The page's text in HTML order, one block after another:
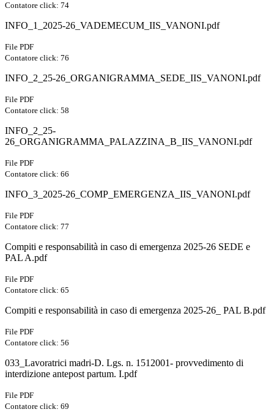
Contatore click: 74
INFO_1_2025-26_VADEMECUM_IIS_VANONI.pdf
File PDF
Contatore click: 76
INFO_2_25-26_ORGANIGRAMMA_SEDE_IIS_VANONI.pdf
File PDF
Contatore click: 58
INFO_2_25-
26_ORGANIGRAMMA_PALAZZINA_B_IIS_VANONI.pdf
File PDF
Contatore click: 66
INFO_3_2025-26_COMP_EMERGENZA_IIS_VANONI.pdf
File PDF
Contatore click: 77
Compiti e responsabilità in caso di emergenza 2025-26 SEDE e
PAL A.pdf
File PDF
Contatore click: 65
Compiti e responsabilità in caso di emergenza 2025-26_ PAL B.pdf
File PDF
Contatore click: 56
033_Lavoratrici madri-D. Lgs. n. 1512001- provvedimento di
interdizione antepost partum. I.pdf
File PDF
Contatore click: 69